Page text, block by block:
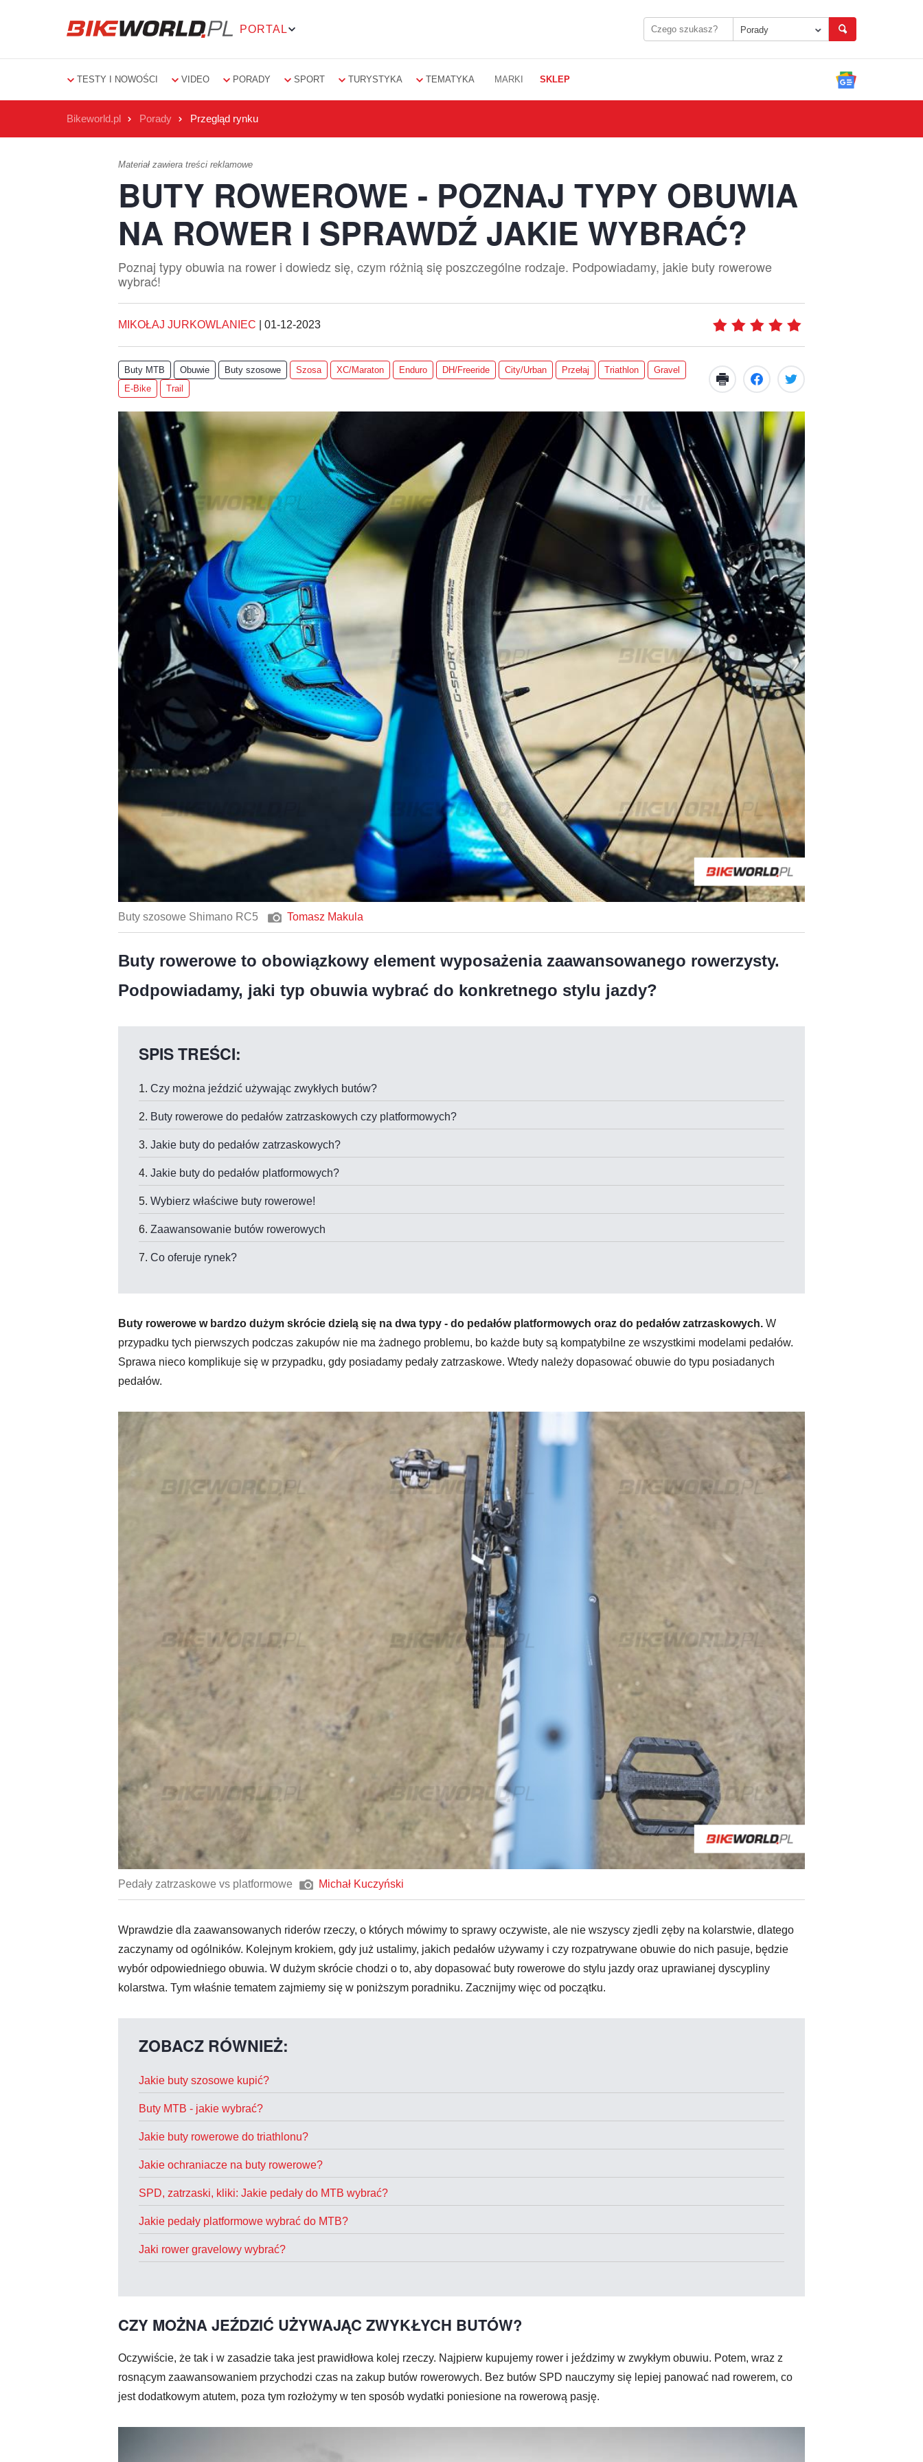
PORTAL Porady
TESTY I NOWOŚCI VIDEO PORADY SPORT TURYSTYKA TEMATYKA MARKI SKLEP
Bikeworld.pl Porady Przegląd rynku
Materiał zawiera treści reklamowe
BUTY ROWEROWE - POZNAJ TYPY OBUWIA
NA ROWER I SPRAWDŹ JAKIE WYBRAĆ?
Poznaj typy obuwia na rower i dowiedz się, czym różnią się poszczególne rodzaje. Podpowiadamy, jakie buty rowerowe
wybrać!
MIKOŁAJ JURKOWLANIEC | 01-12-2023
Buty MTB Obuwie Buty szosowe Szosa XC/Maraton Enduro DH/Freeride City/Urban Przełaj Triathlon
Gravel
E-Bike
Trail
Buty szosowe Shimano RC5 Tomasz Makula
Buty rowerowe to obowiązkowy element wyposażenia zaawansowanego rowerzysty.
Podpowiadamy, jaki typ obuwia wybrać do konkretnego stylu jazdy?
SPIS TREŚCI:
Czy można jeździć używając zwykłych butów?
Buty rowerowe do pedałów zatrzaskowych czy platformowych?
Jakie buty do pedałów zatrzaskowych?
Jakie buty do pedałów platformowych?
Wybierz właściwe buty rowerowe!
Zaawansowanie butów rowerowych
Co oferuje rynek?
Buty rowerowe w bardzo dużym skrócie dzielą się na dwa typy - do pedałów platformowych oraz do pedałów zatrzaskowych.W
przypadku tych pierwszych podczas zakupów nie ma żadnego problemu, bo każde buty są kompatybilne ze wszystkimi modelami pedałów.
Sprawa nieco komplikuje się w przypadku, gdy posiadamy pedały zatrzaskowe. Wtedy należy dopasować obuwie do typu posiadanych
pedałów.
Pedały zatrzaskowe vs platformowe Michał Kuczyński
Wprawdzie dla zaawansowanych riderów rzeczy, o których mówimy to sprawy oczywiste, ale nie wszyscy zjedli zęby na kolarstwie, dlatego
zaczynamy od ogólników. Kolejnym krokiem, gdy już ustalimy, jakich pedałów używamy i czy rozpatrywane obuwie do nich pasuje, będzie
wybór odpowiedniego obuwia. W dużym skrócie chodzi o to, aby dopasować buty rowerowe do stylu jazdy oraz uprawianej dyscypliny
kolarstwa. Tym właśnie tematem zajmiemy się w poniższym poradniku. Zacznijmy więc od początku.
ZOBACZ RÓWNIEŻ:
Jakie buty szosowe kupić?
Buty MTB - jakie wybrać?
Jakie buty rowerowe do triathlonu?
Jakie ochraniacze na buty rowerowe?
SPD, zatrzaski, kliki: Jakie pedały do MTB wybrać?
Jakie pedały platformowe wybrać do MTB?
Jaki rower gravelowy wybrać?
CZY MOŻNA JEŹDZIĆ UŻYWAJĄC ZWYKŁYCH BUTÓW?
Oczywiście, że tak i w zasadzie taka jest prawidłowa kolej rzeczy. Najpierw kupujemy rower i jeździmy w zwykłym obuwiu. Potem, wraz z
rosnącym zaawansowaniem przychodzi czas na zakup butów rowerowych. Bez butów SPD nauczymy się lepiej panować nad rowerem, co
jest dodatkowym atutem, poza tym rozłożymy w ten sposób wydatki poniesione na rowerową pasję.